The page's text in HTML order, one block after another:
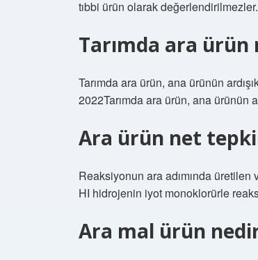
tıbbi ürün olarak değerlendirilmezler.
Tarımda ara ürün
Tarımda ara ürün, ana ürünün
2022Tarımda ara ürün, ana ürünün
Ara ürün net
Reaksiyonun ara adımında
HI hidrojenin iyot monoklorürle
Ara mal ürün